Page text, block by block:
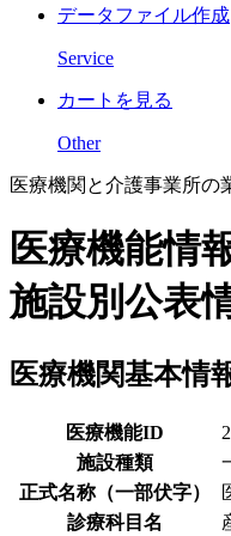
データファイル作成
Service
カートを見る
Other
医療機関と介護事業所の
医療機能情
施設別公表
医療機関基本情
医療機能ID
施設種類
正式名称（一部伏字）
診療科目名